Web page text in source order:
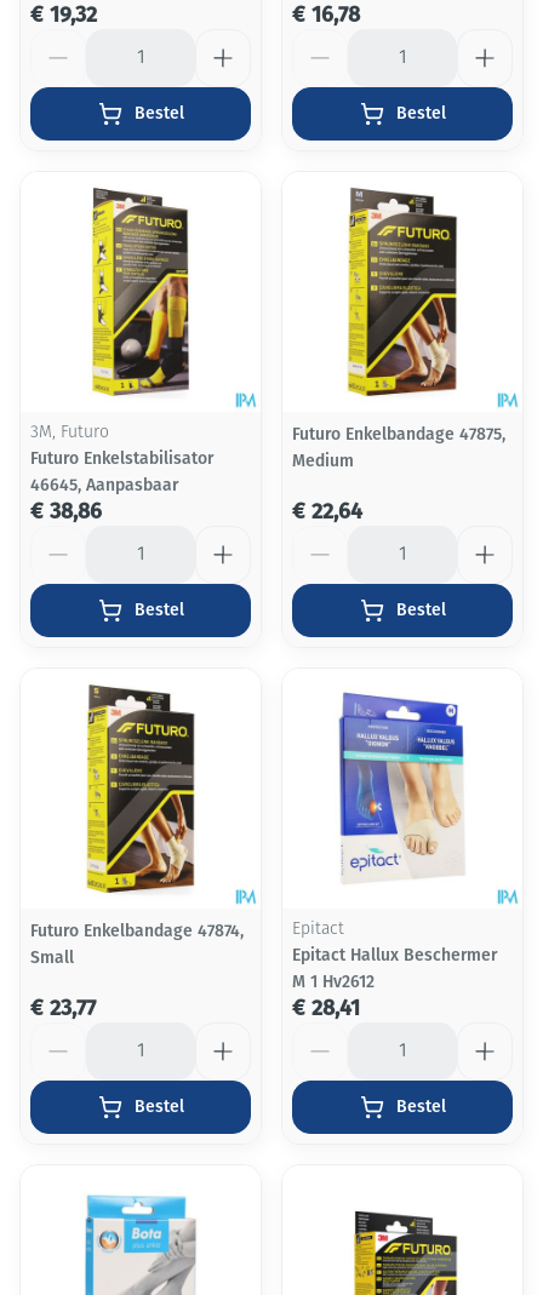
€ 19,32
Bestel
€ 16,78
Bestel
3M, Futuro
Futuro Enkelstabilisator
46645, Aanpasbaar
€ 38,86
Bestel
Futuro Enkelbandage 47875,
Medium
€ 22,64
Bestel
Futuro Enkelbandage 47874,
Small
€ 23,77
Bestel
Epitact
Epitact Hallux Beschermer
M 1 Hv2612
€ 28,41
Bestel